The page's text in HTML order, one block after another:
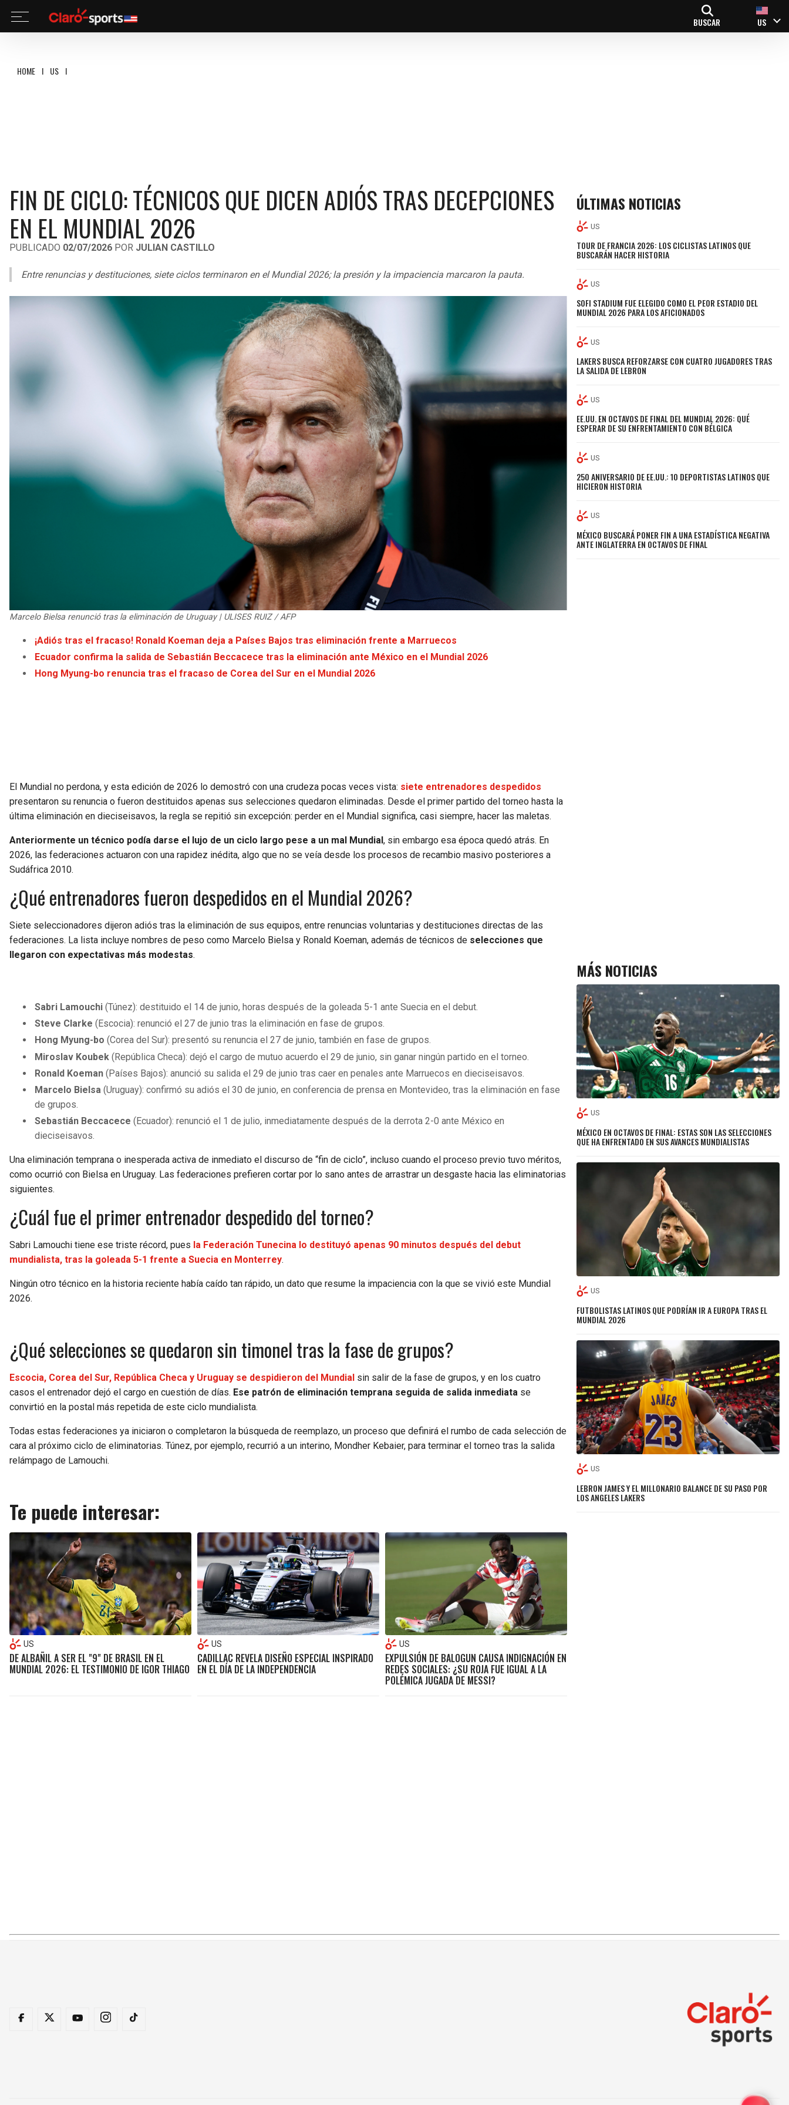
BUSCAR US
HOME I US I
FIN DE CICLO: TÉCNICOS QUE DICEN ADIÓS TRAS DECEPCIONES
EN EL MUNDIAL 2026
PUBLICADO 02/07/2026 POR JULIAN CASTILLO
Entre renuncias y destituciones, siete ciclos terminaron en el Mundial 2026; la presión y la impaciencia marcaron la pauta.
Marcelo Bielsa renunció tras la eliminación de Uruguay | ULISES RUIZ / AFP
¡Adiós tras el fracaso! Ronald Koeman deja a Países Bajos tras eliminación frente a Marruecos
Ecuador confirma la salida de Sebastián Beccacece tras la eliminación ante México en el Mundial 2026
Hong Myung-bo renuncia tras el fracaso de Corea del Sur en el Mundial 2026
El Mundial no perdona, y esta edición de 2026 lo demostró con una crudeza pocas veces vista: siete entrenadores despedidos
presentaron su renuncia o fueron destituidos apenas sus selecciones quedaron eliminadas. Desde el primer partido del torneo hasta la
última eliminación en dieciseisavos, la regla se repitió sin excepción: perder en el Mundial significa, casi siempre, hacer las maletas.
Anteriormente un técnico podía darse el lujo de un ciclo largo pese a un mal Mundial, sin embargo esa época quedó atrás. En
2026, las federaciones actuaron con una rapidez inédita, algo que no se veía desde los procesos de recambio masivo posteriores a
Sudáfrica 2010.
¿Qué entrenadores fueron despedidos en el Mundial 2026?
Siete seleccionadores dijeron adiós tras la eliminación de sus equipos, entre renuncias voluntarias y destituciones directas de las
federaciones. La lista incluye nombres de peso como Marcelo Bielsa y Ronald Koeman, además de técnicos de selecciones que
llegaron con expectativas más modestas.
Sabri Lamouchi (Túnez): destituido el 14 de junio, horas después de la goleada 5-1 ante Suecia en el debut.
Steve Clarke (Escocia): renunció el 27 de junio tras la eliminación en fase de grupos.
Hong Myung-bo (Corea del Sur): presentó su renuncia el 27 de junio, también en fase de grupos.
Miroslav Koubek (República Checa): dejó el cargo de mutuo acuerdo el 29 de junio, sin ganar ningún partido en el torneo.
Ronald Koeman (Países Bajos): anunció su salida el 29 de junio tras caer en penales ante Marruecos en dieciseisavos.
Marcelo Bielsa (Uruguay): confirmó su adiós el 30 de junio, en conferencia de prensa en Montevideo, tras la eliminación en fase
de grupos.
Sebastián Beccacece (Ecuador): renunció el 1 de julio, inmediatamente después de la derrota 2-0 ante México en
dieciseisavos.
Una eliminación temprana o inesperada activa de inmediato el discurso de “fin de ciclo”, incluso cuando el proceso previo tuvo méritos,
como ocurrió con Bielsa en Uruguay. Las federaciones prefieren cortar por lo sano antes de arrastrar un desgaste hacia las eliminatorias
siguientes.
¿Cuál fue el primer entrenador despedido del torneo?
Sabri Lamouchi tiene ese triste récord, pues la Federación Tunecina lo destituyó apenas 90 minutos después del debut
mundialista, tras la goleada 5-1 frente a Suecia en Monterrey.
Ningún otro técnico en la historia reciente había caído tan rápido, un dato que resume la impaciencia con la que se vivió este Mundial
2026.
¿Qué selecciones se quedaron sin timonel tras la fase de grupos?
Escocia, Corea del Sur, República Checa y Uruguay se despidieron del Mundial sin salir de la fase de grupos, y en los cuatro
casos el entrenador dejó el cargo en cuestión de días. Ese patrón de eliminación temprana seguida de salida inmediata se
convirtió en la postal más repetida de este ciclo mundialista.
Todas estas federaciones ya iniciaron o completaron la búsqueda de reemplazo, un proceso que definirá el rumbo de cada selección de
cara al próximo ciclo de eliminatorias. Túnez, por ejemplo, recurrió a un interino, Mondher Kebaier, para terminar el torneo tras la salida
relámpago de Lamouchi.
Te puede interesar:
US
DE ALBAÑIL A SER EL "9" DE BRASIL EN EL
MUNDIAL 2026: EL TESTIMONIO DE IGOR THIAGO
US
CADILLAC REVELA DISEÑO ESPECIAL INSPIRADO
EN EL DÍA DE LA INDEPENDENCIA
US
EXPULSIÓN DE BALOGUN CAUSA INDIGNACIÓN EN
REDES SOCIALES: ¿SU ROJA FUE IGUAL A LA
POLÉMICA JUGADA DE MESSI?
ÚLTIMAS NOTICIAS
US
TOUR DE FRANCIA 2026: LOS CICLISTAS LATINOS QUE
BUSCARÁN HACER HISTORIA
US
SOFI STADIUM FUE ELEGIDO COMO EL PEOR ESTADIO DEL
MUNDIAL 2026 PARA LOS AFICIONADOS
US
LAKERS BUSCA REFORZARSE CON CUATRO JUGADORES TRAS
LA SALIDA DE LEBRON
US
EE.UU. EN OCTAVOS DE FINAL DEL MUNDIAL 2026: QUÉ
ESPERAR DE SU ENFRENTAMIENTO CON BÉLGICA
US
250 ANIVERSARIO DE EE.UU.: 10 DEPORTISTAS LATINOS QUE
HICIERON HISTORIA
US
MÉXICO BUSCARÁ PONER FIN A UNA ESTADÍSTICA NEGATIVA
ANTE INGLATERRA EN OCTAVOS DE FINAL
MÁS NOTICIAS
US
MÉXICO EN OCTAVOS DE FINAL: ESTAS SON LAS SELECCIONES
QUE HA ENFRENTADO EN SUS AVANCES MUNDIALISTAS
US
FUTBOLISTAS LATINOS QUE PODRÍAN IR A EUROPA TRAS EL
MUNDIAL 2026
US
LEBRON JAMES Y EL MILLONARIO BALANCE DE SU PASO POR
LOS ANGELES LAKERS